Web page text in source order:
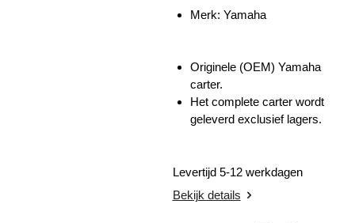
Merk: Yamaha
Originele (OEM) Yamaha
carter.
Het complete carter wordt
geleverd exclusief lagers.
Levertijd 5-12 werkdagen
Bekijk details